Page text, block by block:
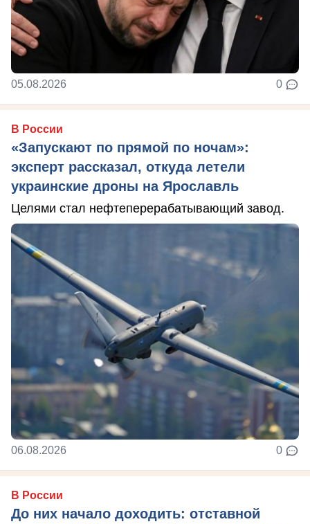
05.08.2026 0
В России
«Запускают по прямой по ночам»:
эксперт рассказал, откуда летели
украинские дроны на Ярославль
Целями стал нефтеперерабатывающий завод.
06.08.2026 0
В России
До них начало доходить: отставной